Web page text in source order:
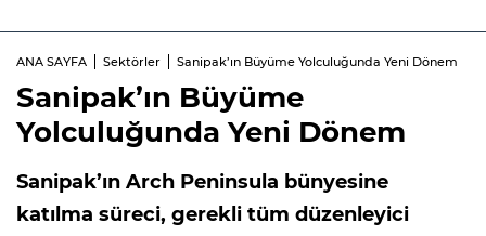
ANA SAYFA Sektörler Sanipak’ın Büyüme Yolculuğunda Yeni Dönem
Sanipak’ın Büyüme
Yolculuğunda Yeni Dönem
Sanipak’ın Arch Peninsula bünyesine
katılma süreci, gerekli tüm düzenleyici